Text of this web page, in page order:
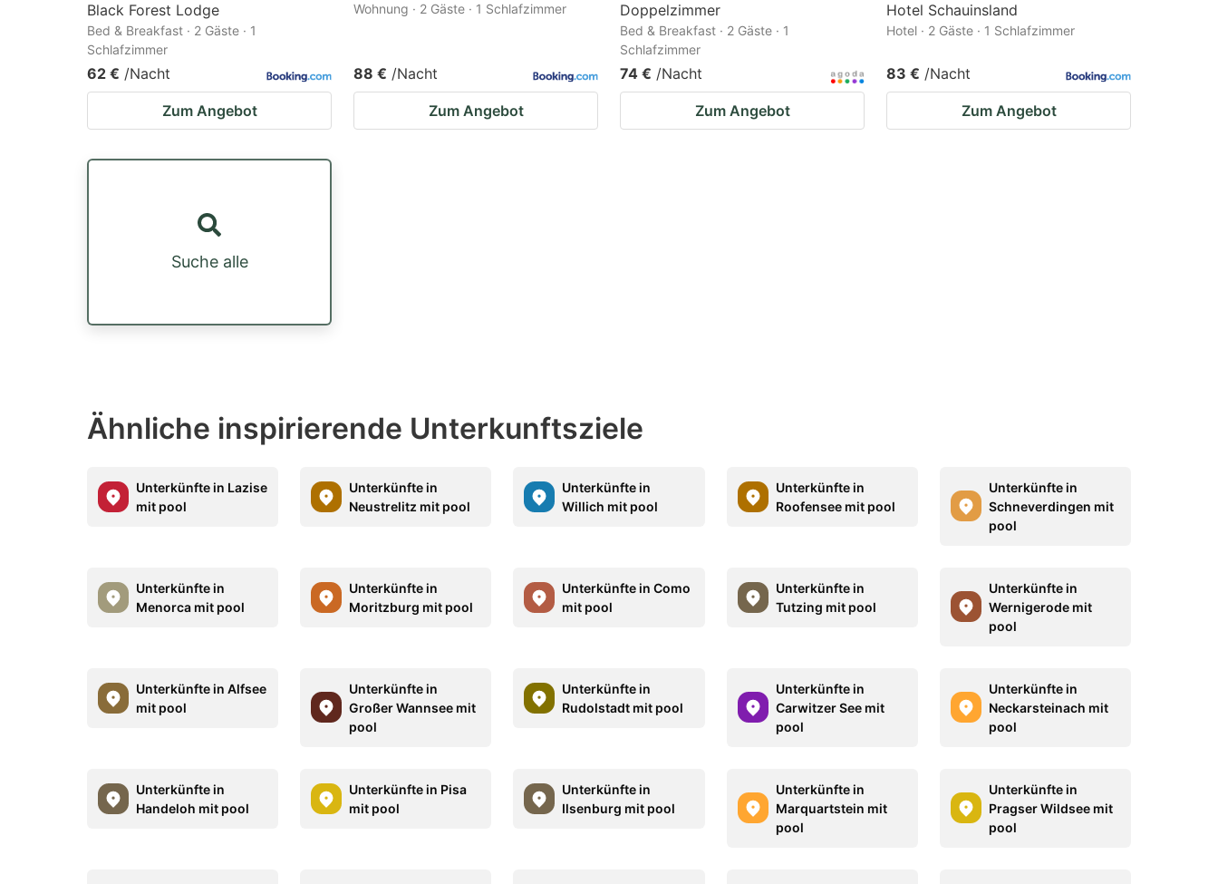
Black Forest Lodge
Bed & Breakfast · 2 Gäste · 1
Schlafzimmer
62 € /Nacht
Zum Angebot
Wohnung · 2 Gäste · 1 Schlafzimmer
88 € /Nacht
Zum Angebot
Doppelzimmer
Bed & Breakfast · 2 Gäste · 1
Schlafzimmer
74 € /Nacht
Zum Angebot
Hotel Schauinsland
Hotel · 2 Gäste · 1 Schlafzimmer
83 € /Nacht
Zum Angebot
Suche alle
Ähnliche inspirierende Unterkunftsziele
Unterkünfte in Lazise
mit pool
Unterkünfte in
Neustrelitz mit pool
Unterkünfte in
Willich mit pool
Unterkünfte in
Roofensee mit pool
Unterkünfte in
Schneverdingen mit
pool
Unterkünfte in
Menorca mit pool
Unterkünfte in
Moritzburg mit pool
Unterkünfte in Como
mit pool
Unterkünfte in
Tutzing mit pool
Unterkünfte in
Wernigerode mit
pool
Unterkünfte in Alfsee
mit pool
Unterkünfte in
Großer Wannsee mit
pool
Unterkünfte in
Rudolstadt mit pool
Unterkünfte in
Carwitzer See mit
pool
Unterkünfte in
Neckarsteinach mit
pool
Unterkünfte in
Handeloh mit pool
Unterkünfte in Pisa
mit pool
Unterkünfte in
Ilsenburg mit pool
Unterkünfte in
Marquartstein mit
pool
Unterkünfte in
Pragser Wildsee mit
pool